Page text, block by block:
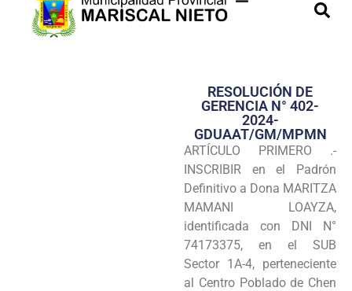
Transparencia
Seguridad
Programas
RESOLUCIÓN DE
GERENCIA N° 402-
2024-
GDUAAT/GM/MPMN
ARTÍCULO PRIMERO .-
INSCRIBIR en el Padrón
Definitivo a Dona MARITZA
MAMANI LOAYZA,
identificada con DNI N°
74173375, en el SUB
Sector 1A-4, perteneciente
al Centro Poblado de Chen